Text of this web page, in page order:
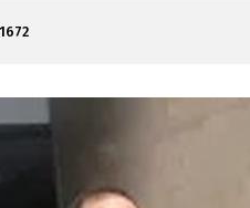
1672